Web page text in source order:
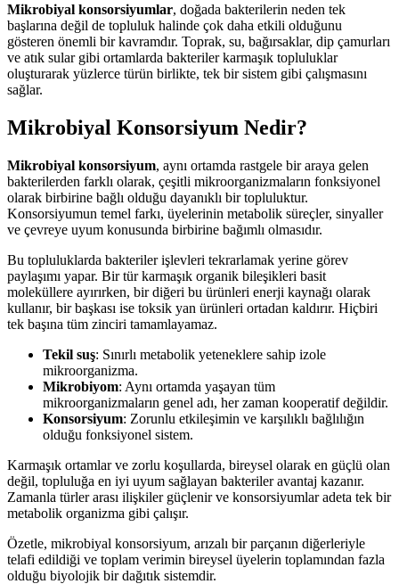
Mikrobiyal konsorsiyumlar, doğada bakterilerin neden tek
başlarına değil de topluluk halinde çok daha etkili olduğunu
gösteren önemli bir kavramdır. Toprak, su, bağırsaklar, dip çamurları
ve atık sular gibi ortamlarda bakteriler karmaşık topluluklar
oluşturarak yüzlerce türün birlikte, tek bir sistem gibi çalışmasını
sağlar.
Mikrobiyal Konsorsiyum Nedir?
Mikrobiyal konsorsiyum, aynı ortamda rastgele bir araya gelen
bakterilerden farklı olarak, çeşitli mikroorganizmaların fonksiyonel
olarak birbirine bağlı olduğu dayanıklı bir topluluktur.
Konsorsiyumun temel farkı, üyelerinin metabolik süreçler, sinyaller
ve çevreye uyum konusunda birbirine bağımlı olmasıdır.
Bu topluluklarda bakteriler işlevleri tekrarlamak yerine görev
paylaşımı yapar. Bir tür karmaşık organik bileşikleri basit
moleküllere ayırırken, bir diğeri bu ürünleri enerji kaynağı olarak
kullanır, bir başkası ise toksik yan ürünleri ortadan kaldırır. Hiçbiri
tek başına tüm zinciri tamamlayamaz.
Tekil suş: Sınırlı metabolik yeteneklere sahip izole
mikroorganizma.
Mikrobiyom: Aynı ortamda yaşayan tüm
mikroorganizmaların genel adı, her zaman kooperatif değildir.
Konsorsiyum: Zorunlu etkileşimin ve karşılıklı bağlılığın
olduğu fonksiyonel sistem.
Karmaşık ortamlar ve zorlu koşullarda, bireysel olarak en güçlü olan
değil, topluluğa en iyi uyum sağlayan bakteriler avantaj kazanır.
Zamanla türler arası ilişkiler güçlenir ve konsorsiyumlar adeta tek bir
metabolik organizma gibi çalışır.
Özetle, mikrobiyal konsorsiyum, arızalı bir parçanın diğerleriyle
telafi edildiği ve toplam verimin bireysel üyelerin toplamından fazla
olduğu biyolojik bir dağıtık sistemdir.